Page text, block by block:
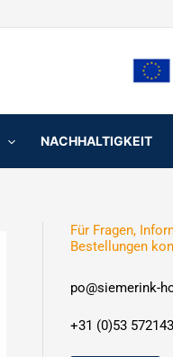
NACHHALTIGKEIT
Für Fragen,
Bestellungen
po@siemerink-
+31 (0)53